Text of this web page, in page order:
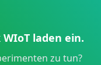
laden ein.
zu tun?